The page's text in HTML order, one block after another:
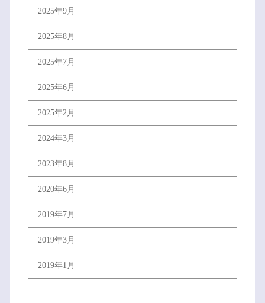
2025年9月
2025年8月
2025年7月
2025年6月
2025年2月
2024年3月
2023年8月
2020年6月
2019年7月
2019年3月
2019年1月